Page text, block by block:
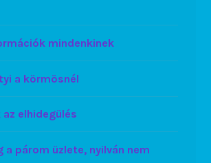
mindenkinek
a körmösnél
elhidegülés
a párom üzlete, nyilván nem